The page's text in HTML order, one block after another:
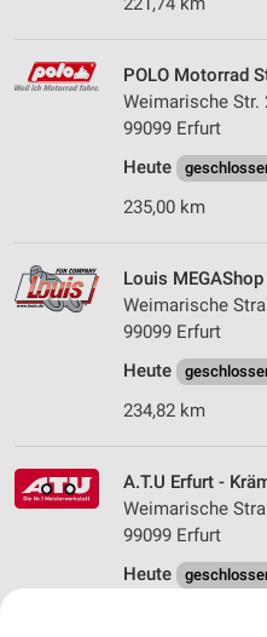
POLO Motorrad
Weimarische Str.
99099 Erfurt
Heute
235,00 km
Louis
Weimarische
99099 Erfurt
Heute
234,82 km
A.T.U Erfurt -
Weimarische
99099 Erfurt
Heute